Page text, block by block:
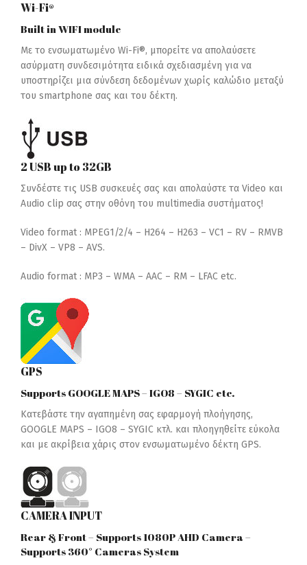
Wi-Fi®
Built in WIFI module
Με το ενσωματωμένο Wi-Fi®, μπορείτε να απολαύσετε
ασύρματη συνδεσιμότητα ειδικά σχεδιασμένη για να
υποστηρίζει μια σύνδεση δεδομένων χωρίς καλώδιο μεταξύ
του smartphone σας και του δέκτη.
2 USB up to 32GB
Συνδέστε τις USB συσκευές σας και απολαύστε τα Video και
Audio clip σας στην οθόνη του multimedia συστήματος!
Video format : MPEG1/2/4 – H264 – H263 – VC1 – RV – RMVB
– DivX – VP8 – AVS.
Audio format : MP3 – WMA – AAC – RM – LFAC etc.
GPS
Supports GOOGLE MAPS – IGO8 – SYGIC etc.
Κατεβάστε την αγαπημένη σας εφαρμογή πλοήγησης,
GOOGLE MAPS – IGO8 – SYGIC κτλ. και πλοηγηθείτε εύκολα
και με ακρίβεια χάρις στον ενσωματωμένο δέκτη GPS.
CAMERA INPUT
Rear & Front – Supports 1080P AHD Camera –
Supports 360° Cameras System